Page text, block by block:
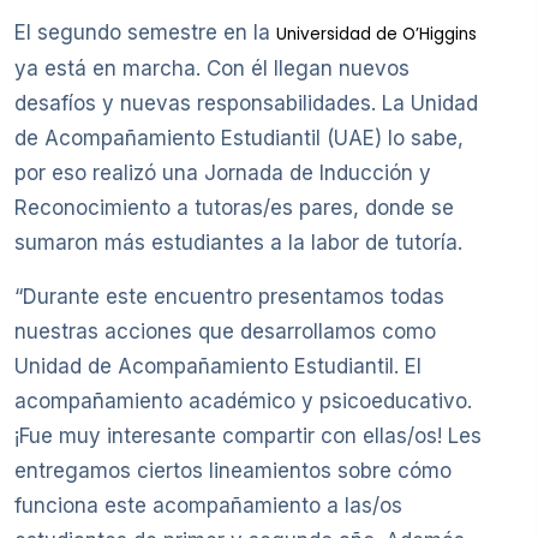
El segundo semestre en la Universidad de O’Higgins
ya está en marcha. Con él llegan nuevos
desafíos y nuevas responsabilidades. La Unidad
de Acompañamiento Estudiantil (UAE) lo sabe,
por eso realizó una Jornada de Inducción y
Reconocimiento a tutoras/es pares, donde se
sumaron más estudiantes a la labor de tutoría.
“Durante este encuentro presentamos todas
nuestras acciones que desarrollamos como
Unidad de Acompañamiento Estudiantil. El
acompañamiento académico y psicoeducativo.
¡Fue muy interesante compartir con ellas/os! Les
entregamos ciertos lineamientos sobre cómo
funciona este acompañamiento a las/os